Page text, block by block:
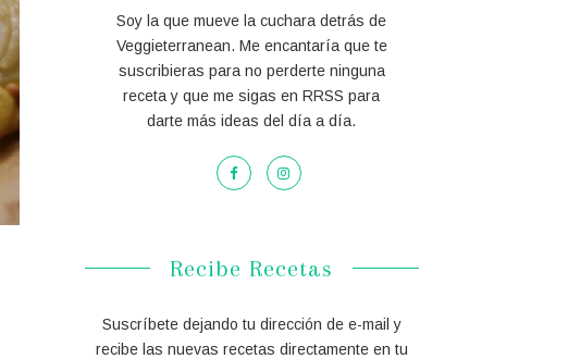
Soy la que mueve la cuchara detrás de
Veggieterranean. Me encantaría que te
suscribieras para no perderte ninguna
receta y que me sigas en RRSS para
darte más ideas del día a día.
Recibe Recetas
Suscríbete dejando tu dirección de e-mail y
recibe las nuevas recetas directamente en tu